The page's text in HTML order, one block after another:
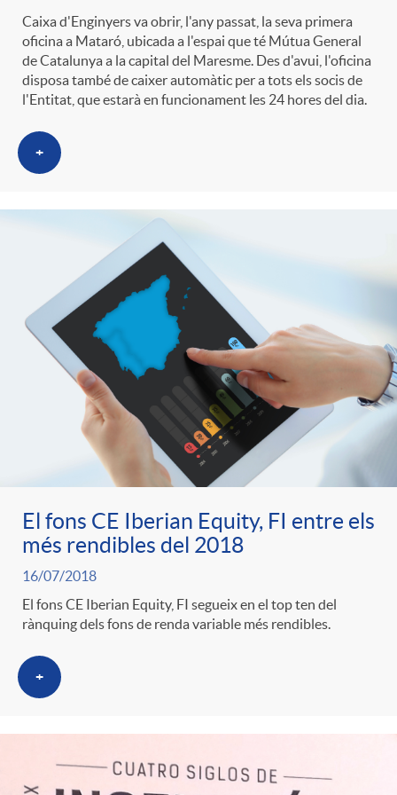
g
o
r
s
Caixa d'Enginyers va obrir, l'any passat, la seva primera
oficina a Mataró, ubicada a l'espai que té Mútua General
de Catalunya a la capital del Maresme. Des d'avui, l'oficina
disposa també de caixer automàtic per a tots els socis de
l'Entitat, que estarà en funcionament les 24 hores del dia.
+
El fons CE Iberian Equity, FI entre els
més rendibles del 2018
16/07/2018
El fons CE Iberian Equity, FI segueix en el top ten del
rànquing dels fons de renda variable més rendibles.
+